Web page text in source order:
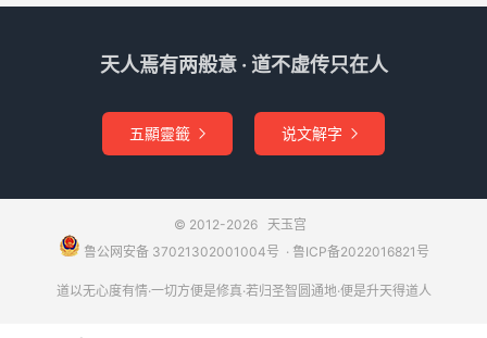
巳人得辰，见丙午、丁未则入天池。
2、烈风雷雨：
巳人得戊子、己丑又见丙午、丁未。
3、风雨作霖：
巳子全，秋生得丙午、丁未，巳人与丙午、丁未互见秋生亦
合，逢壬与辰更妙；风雨与壬水辰龙，秋天润万物。
（七）午
1、马化龙驹奔凤阁：
天人焉有两般意 · 道不虚传只在人
五顯靈籤  说文解字 
© 2012-2026 天玉宫
鲁公网安备 37021302001004号 ​​​ · 鲁ICP备2022016821号
道以无心度有情·一切方便是修真·若归圣智圆通地·便是升天得道人